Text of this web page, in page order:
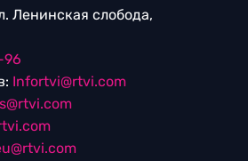
Ленинская слобода,
96
Infortvi@rtvi.com